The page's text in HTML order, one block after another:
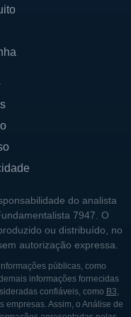
a
tecnologias
cirúrgicas e
invasivo.
da
empresa
para
enfatizando
e
no
Essa iniciativa
a empresa e
também
do analista
7947. O
ou distribuído, no
autorização expressa.
públicas, como
informações fornecidas
confiáveis, como B3,
empresas. Assim, o Análise de